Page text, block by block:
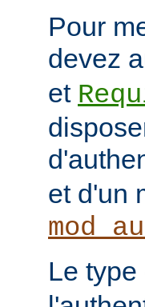
Pour
devez
et
et d'un
Le